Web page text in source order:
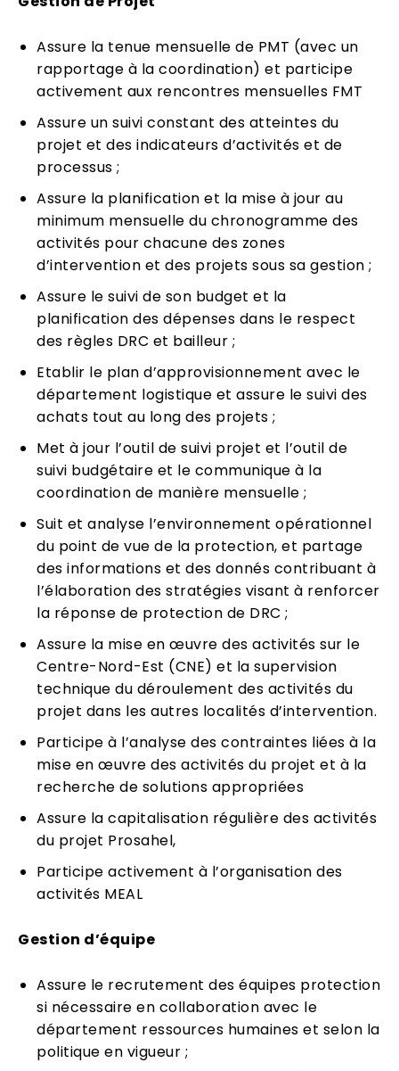
Assure la tenue mensuelle de PMT (avec un
rapportage à la coordination) et participe
activement aux rencontres mensuelles FMT
Assure un suivi constant des atteintes du
projet et des indicateurs d’activités et de
processus ;
Assure la planification et la mise à jour au
minimum mensuelle du chronogramme des
activités pour chacune des zones
d’intervention et des projets sous sa gestion ;
Assure le suivi de son budget et la
planification des dépenses dans le respect
des règles DRC et bailleur ;
Etablir le plan d’approvisionnement avec le
département logistique et assure le suivi des
achats tout au long des projets ;
Met à jour l’outil de suivi projet et l’outil de
suivi budgétaire et le communique à la
coordination de manière mensuelle ;
Suit et analyse l’environnement opérationnel
du point de vue de la protection, et partage
des informations et des donnés contribuant à
l’élaboration des stratégies visant à renforcer
la réponse de protection de DRC ;
Assure la mise en œuvre des activités sur le
Centre-Nord-Est (CNE) et la supervision
technique du déroulement des activités du
projet dans les autres localités d’intervention.
Participe à l’analyse des contraintes liées à la
mise en œuvre des activités du projet et à la
recherche de solutions appropriées
Assure la capitalisation régulière des activités
du projet Prosahel,
Participe activement à l’organisation des
activités MEAL
Gestion d’équipe
Assure le recrutement des équipes protection
si nécessaire en collaboration avec le
département ressources humaines et selon la
politique en vigueur ;